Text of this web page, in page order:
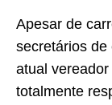
Apesar de
secretários
atual
totalmente